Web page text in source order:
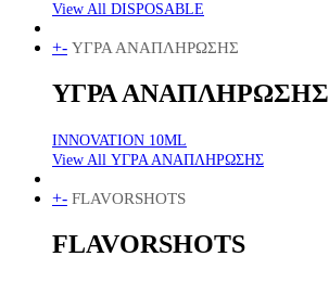
View All DISPOSABLE
+- ΥΓΡΑ ΑΝΑΠΛΗΡΩΣΗΣ
ΥΓΡΑ ΑΝΑΠΛΗΡΩΣΗΣ
INNOVATION 10ML
View All ΥΓΡΑ ΑΝΑΠΛΗΡΩΣΗΣ
+- FLAVORSHOTS
FLAVORSHOTS